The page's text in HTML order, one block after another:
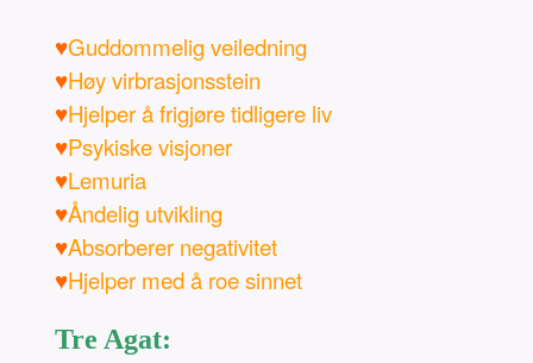
♥Guddommelig veiledning
♥Høy virbrasjonsstein
♥Hjelper å frigjøre tidligere liv
♥Psykiske visjoner
♥Lemuria
♥Åndelig utvikling
♥Absorberer negativitet
♥Hjelper med å roe sinnet
Tre Agat: